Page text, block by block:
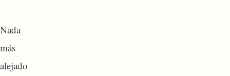
Nada
más
alejado